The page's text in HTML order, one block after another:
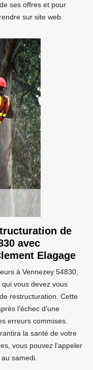
ses offres et pour
sur site web.
de
avec
Elagage
à Vennezey 54830,
vous devez vous
restructuration. Cette
l’échec d’une
erreurs commises.
la santé de votre
vous pouvez l’appeler
samedi.